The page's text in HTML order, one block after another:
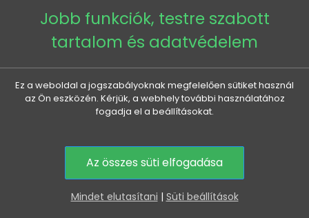
2777 termékből
Jobb funkciók, testre szabott
tartalom és adatvédelem
Ez a weboldal a jogszabályoknak megfelelően sütiket használ
az Ön eszközén. Kérjük, a webhely további használatához
fogadja el a beállításokat.
Az összes süti elfogadása
Mindet elutasítani | Süti beállítások